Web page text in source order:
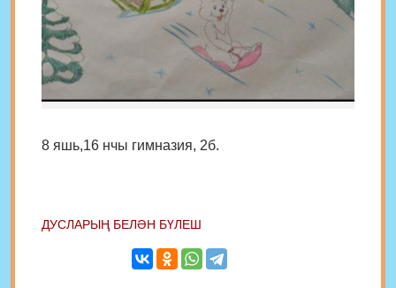
8 яшь,16 нчы гимназия, 2б.
ДУСЛАРЫҢ БЕЛӘН БҮЛЕШ